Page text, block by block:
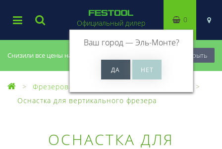
Снизили все цены на 20%, успей купить! Закрыть
Официальный дилер
Ваш город —Эль-Монте?
0
Фрезерование
Оснастка для вертикального фрезера
ОСНАСТКА ДЛЯ